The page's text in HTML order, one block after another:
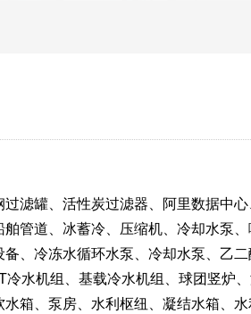
滤罐、活性炭过滤器、阿里数据中
管道、冰蓄冷、压缩机、冷却水泵
、冷冻水循环水泵、冷却水泵、乙
水机组、基载冷水机组、球团竖炉
箱、泵房、水利枢纽、凝结水箱、